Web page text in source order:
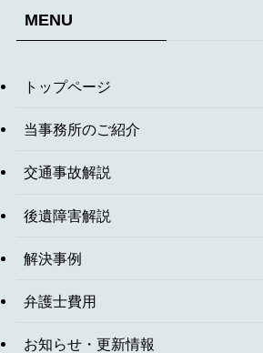
MENU
トップページ
当事務所のご紹介
交通事故解説
後遺障害解説
解決事例
弁護士費用
お知らせ・更新情報